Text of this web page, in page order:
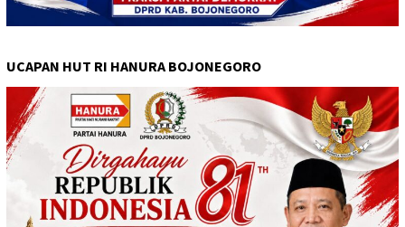
UCAPAN HUT RI HANURA BOJONEGORO